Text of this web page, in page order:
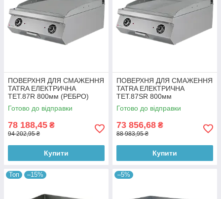
ПОВЕРХНЯ ДЛЯ СМАЖЕННЯ
TATRA ЕЛЕКТРИЧНА
TET.87R 800мм (РЕБРО)
Готово до відправки
78 188,45 ₴
94 202,95 ₴
Купити
ПОВЕРХНЯ ДЛЯ СМАЖЕННЯ
TATRA ЕЛЕКТРИЧНА
TET.87SR 800мм
(ГЛАДКА+РЕБРО)
Готово до відправки
73 856,68 ₴
88 983,95 ₴
Купити
Топ –15% –5%